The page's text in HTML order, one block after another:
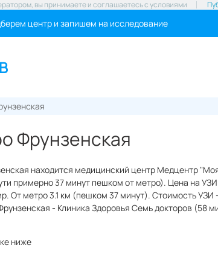
вы принимаете и соглашаетесь с условиями
центр и запишем на исследование
Фрунзенская
находится медицинский центр Медцентр
примерно 37 минут пешком от метро). Цена на
От метро 3.1 км (пешком 37 минут). Стоимость
- Клиника Здоровья Семь докторов (58
ниже